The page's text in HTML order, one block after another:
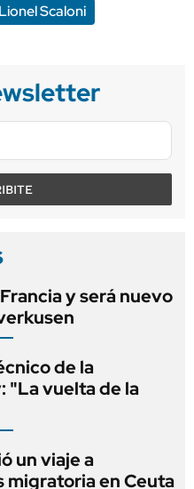
Lionel Scaloni
y será nuevo
de la
"La vuelta de la
un viaje a
migratoria en Ceuta